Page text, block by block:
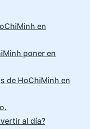
en
poner en
de HoChiMinh en
al día?